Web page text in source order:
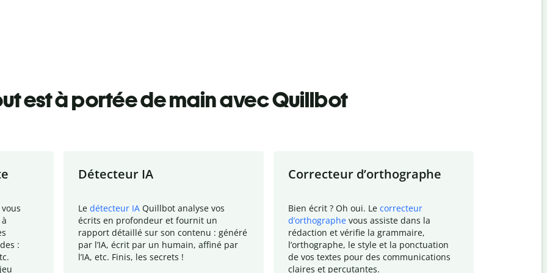
est à portée de main avec Quillbot
:
Détecteur IA
Le détecteur IA Quillbot analyse vos
écrits en profondeur et fournit un
rapport détaillé sur son contenu : généré
par l’IA, écrit par un humain, affiné par
l’IA, etc. Finis, les secrets !
Correcteur d’orthographe
Bien écrit ? Oh oui. Le correcteur
d’orthographe vous assiste dans la
rédaction et vérifie la grammaire,
l’orthographe, le style et la ponctuation
de vos textes pour des communications
claires et percutantes.